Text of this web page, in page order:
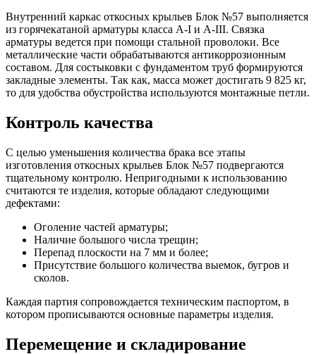
Внутренний каркас откосных крыльев Блок №57 выполняется
из горячекатаной арматуры класса A-I и A-III. Связка
арматуры ведется при помощи стальной проволоки. Все
металлические части обрабатываются антикоррозионным
составом. Для состыковки с фундаментом труб формируются
закладные элементы. Так как, масса может достигать 9 825 кг,
то для удобства обустройства используются монтажные петли.
Контроль качества
С целью уменьшения количества брака все этапы
изготовления откосных крыльев Блок №57 подвергаются
тщательному контролю. Непригодными к использованию
считаются те изделия, которые обладают следующими
дефектами:
Оголение частей арматуры;
Наличие большого числа трещин;
Перепад плоскости на 7 мм и более;
Присутствие большого количества выемок, бугров и
сколов.
Каждая партия сопровождается техническим паспортом, в
котором прописываются основные параметры изделия.
Перемещение и складирование